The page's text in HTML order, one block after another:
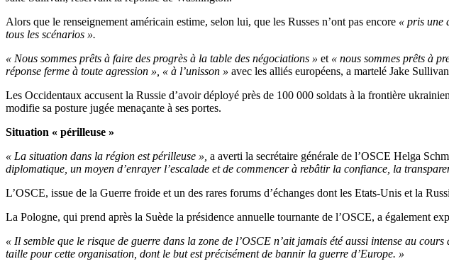
Alors que le renseignement américain estime, selon lui, que les Russes n’ont pas encore « pris une
tous les scénarios ».
« Nous sommes prêts à faire des progrès à la table des négociations » et « nous sommes prêts à
réponse ferme à toute agression », « à l’unisson » avec les alliés européens, a martelé Jake
Les Occidentaux accusent la Russie d’avoir déployé près de 100 000 soldats à la frontière
modifie sa posture jugée menaçante à ses portes.
Situation « périlleuse »
« La situation dans la région est périlleuse », a averti la secrétaire générale de l’OSCE Helga
diplomatique, un moyen d’enrayer l’escalade et de commencer à rebâtir la confiance, la
L’OSCE, issue de la Guerre froide et un des rares forums d’échanges dont les Etats-Unis et la
La Pologne, qui prend après la Suède la présidence annuelle tournante de l’OSCE, a également
« Il semble que le risque de guerre dans la zone de l’OSCE n’ait jamais été aussi intense au cours
taille pour cette organisation, dont le but est précisément de bannir la guerre d’Europe. »